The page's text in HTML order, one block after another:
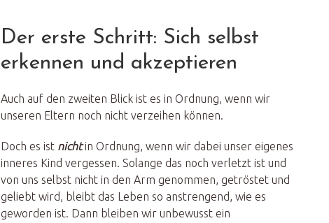
Der erste Schritt: Sich selbst
erkennen und akzeptieren
Auch auf den zweiten Blick ist es in Ordnung, wenn wir
unseren Eltern noch nicht verzeihen können.
Doch es ist nichtin Ordnung, wenn wir dabei unser eigenes
inneres Kind vergessen. Solange das noch verletzt ist und
von uns selbst nicht in den Arm genommen, getröstet und
geliebt wird, bleibt das Leben so anstrengend, wie es
geworden ist. Dann bleiben wir unbewusst ein